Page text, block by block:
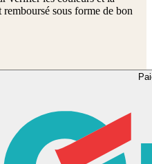
sous forme de bon